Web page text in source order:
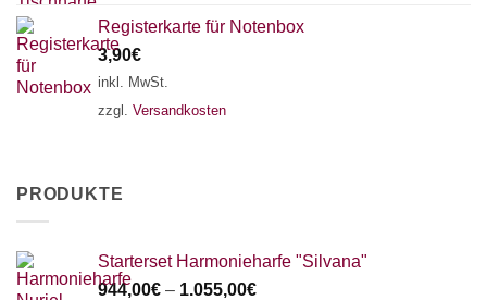
Registerkarte für Notenbox
3,90€
inkl. MwSt.
zzgl. Versandkosten
PRODUKTE
Starterset Harmonieharfe "Silvana"
944,00€ – 1.055,00€